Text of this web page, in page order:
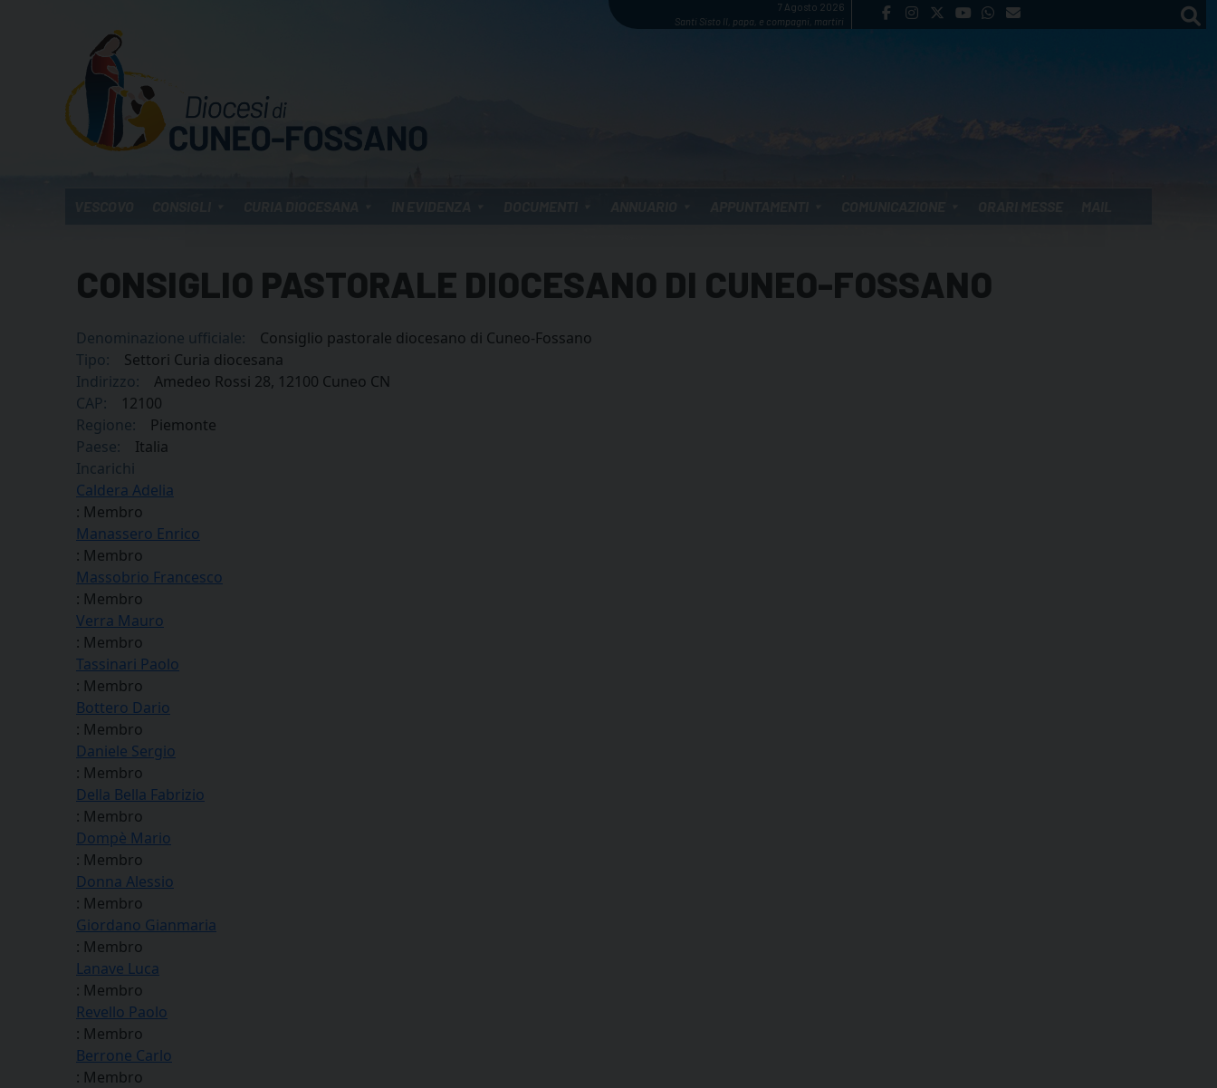
7 Agosto 2026
Santi Sisto II, papa, e compagni, martiri
CONSIGLIO PASTORALE DIOCESANO DI CUNEO-FOSSANO
Denominazione ufficiale:
Consiglio pastorale diocesano di Cuneo-Fossano
Tipo:
Settori Curia diocesana
Indirizzo:
Amedeo Rossi 28, 12100 Cuneo CN
CAP:
12100
Regione:
Piemonte
Paese:
Italia
Incarichi
Caldera Adelia
: Membro
Manassero Enrico
: Membro
Massobrio Francesco
: Membro
Verra Mauro
: Membro
Tassinari Paolo
: Membro
Bottero Dario
: Membro
Daniele Sergio
: Membro
Della Bella Fabrizio
: Membro
Dompè Mario
: Membro
Donna Alessio
: Membro
Giordano Gianmaria
: Membro
Lanave Luca
: Membro
Revello Paolo
: Membro
Berrone Carlo
: Membro